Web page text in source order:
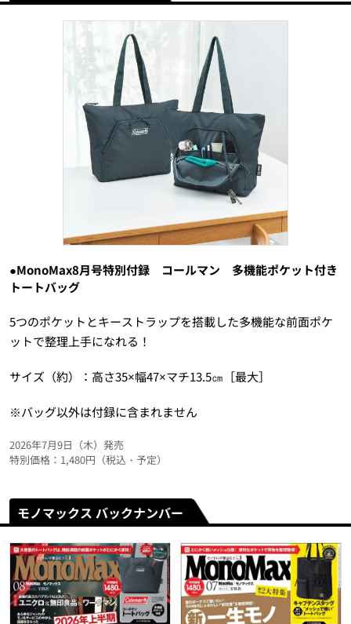
●MonoMax8月号特別付録 コールマン 多機能ポケット付き
トートバッグ
5つのポケットとキーストラップを搭載した多機能な前面ポケ
ットで整理上手になれる！
サイズ（約）：高さ35×幅47×マチ13.5㎝［最大］
※バッグ以外は付録に含まれません
2026年7月9日（木）発売
特別価格：1,480円（税込・予定）
モノマックス バックナンバー